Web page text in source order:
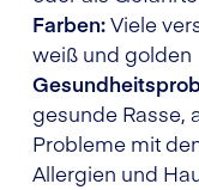
Farben:Viele
weiß und golden
gesunde Rasse,
Probleme mit
Allergien und